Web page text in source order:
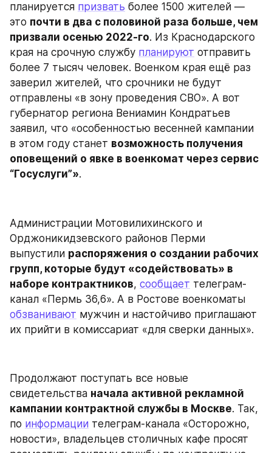
планируется призвать более 1500 жителей —
это почти в два с половиной раза больше, чем
призвали осенью 2022-го. Из Краснодарского
края на срочную службу планируют отправить
более 7 тысяч человек. Военком края ещё раз
заверил жителей, что срочники не будут
отправлены «в зону проведения СВО». А вот
губернатор региона Вениамин Кондратьев
заявил, что «особенностью весенней кампании
в этом году станет возможность получения
оповещений о явке в военкомат через сервис
“Госуслуги”».
Администрации Мотовилихинского и
Орджоникидзевского районов Перми
выпустили распоряжения о создании рабочих
групп, которые будут «содействовать» в
наборе контрактников, сообщает телеграм-
обзванивают мужчин и настойчиво приглашают
их прийти в комиссариат «для сверки данных».
Продолжают поступать все новые
свидетельства начала активной рекламной
кампании контрактной службы в Москве. Так,
по информации телеграм-канала «Осторожно,
новости», владельцев столичных кафе просят